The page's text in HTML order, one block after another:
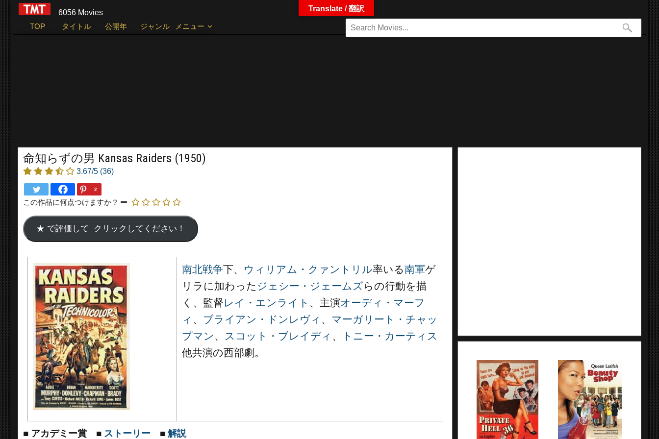
6056 Movies
TOP
タイトル 公開年 ジャンル メニュー
命知らずの男 Kansas Raiders (1950)
3.67/5 (36)
2
この作品に何点つけますか？
南北戦争下、 ウィリアム・クァントリル率いる南軍ゲ
リラに加わった ジェシー・ジェームズらの行動を描
く、監督レイ・エンライト 、主演オーディ・マーフ
ィ 、 ブライアン・ドンレヴィ 、 マーガリート・チャッ
プマン 、 スコット・ブレイディ 、
トニー・カーティス
他共演の西部劇。
■ アカデミー賞 ■ ストーリー ■ 解説
Translate / 翻訳